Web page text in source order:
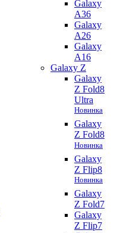
Galaxy
A36
Galaxy
A26
Galaxy
A16
Galaxy Z
Galaxy
Z Fold8
Ultra
Новинка
Galaxy
Z Fold8
Новинка
Galaxy
Z Flip8
Новинка
Galaxy
Z Fold7
Galaxy
Z Flip7